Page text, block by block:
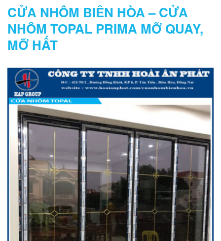
CỬA NHÔM BIÊN HÒA – CỬA
NHÔM TOPAL PRIMA MỠ QUAY,
MỠ HẤT